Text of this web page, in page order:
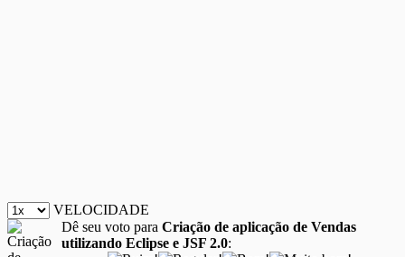
VELOCIDADE
Dê seu voto para Criação de aplicação de Vendas
utilizando Eclipse e JSF 2.0: